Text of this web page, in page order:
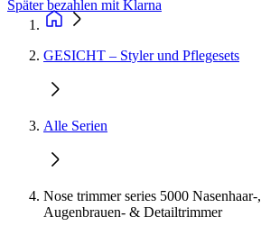
Später bezahlen mit Klarna
GESICHT – Styler und Pflegesets
Alle Serien
Nose trimmer series 5000
Augenbrauen- & Detailtrimmer